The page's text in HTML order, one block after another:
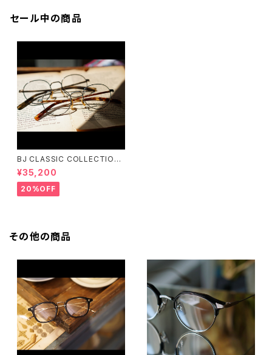
セール中の商品
BJ CLASSIC COLLECTION
¥35,200
20%OFF
その他の商品